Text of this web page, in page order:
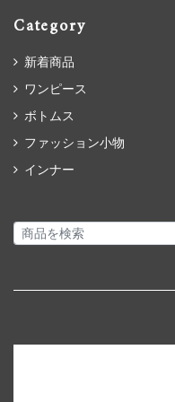
Category
新着商品
ワンピース
ボトムス
ファッション小物
インナー